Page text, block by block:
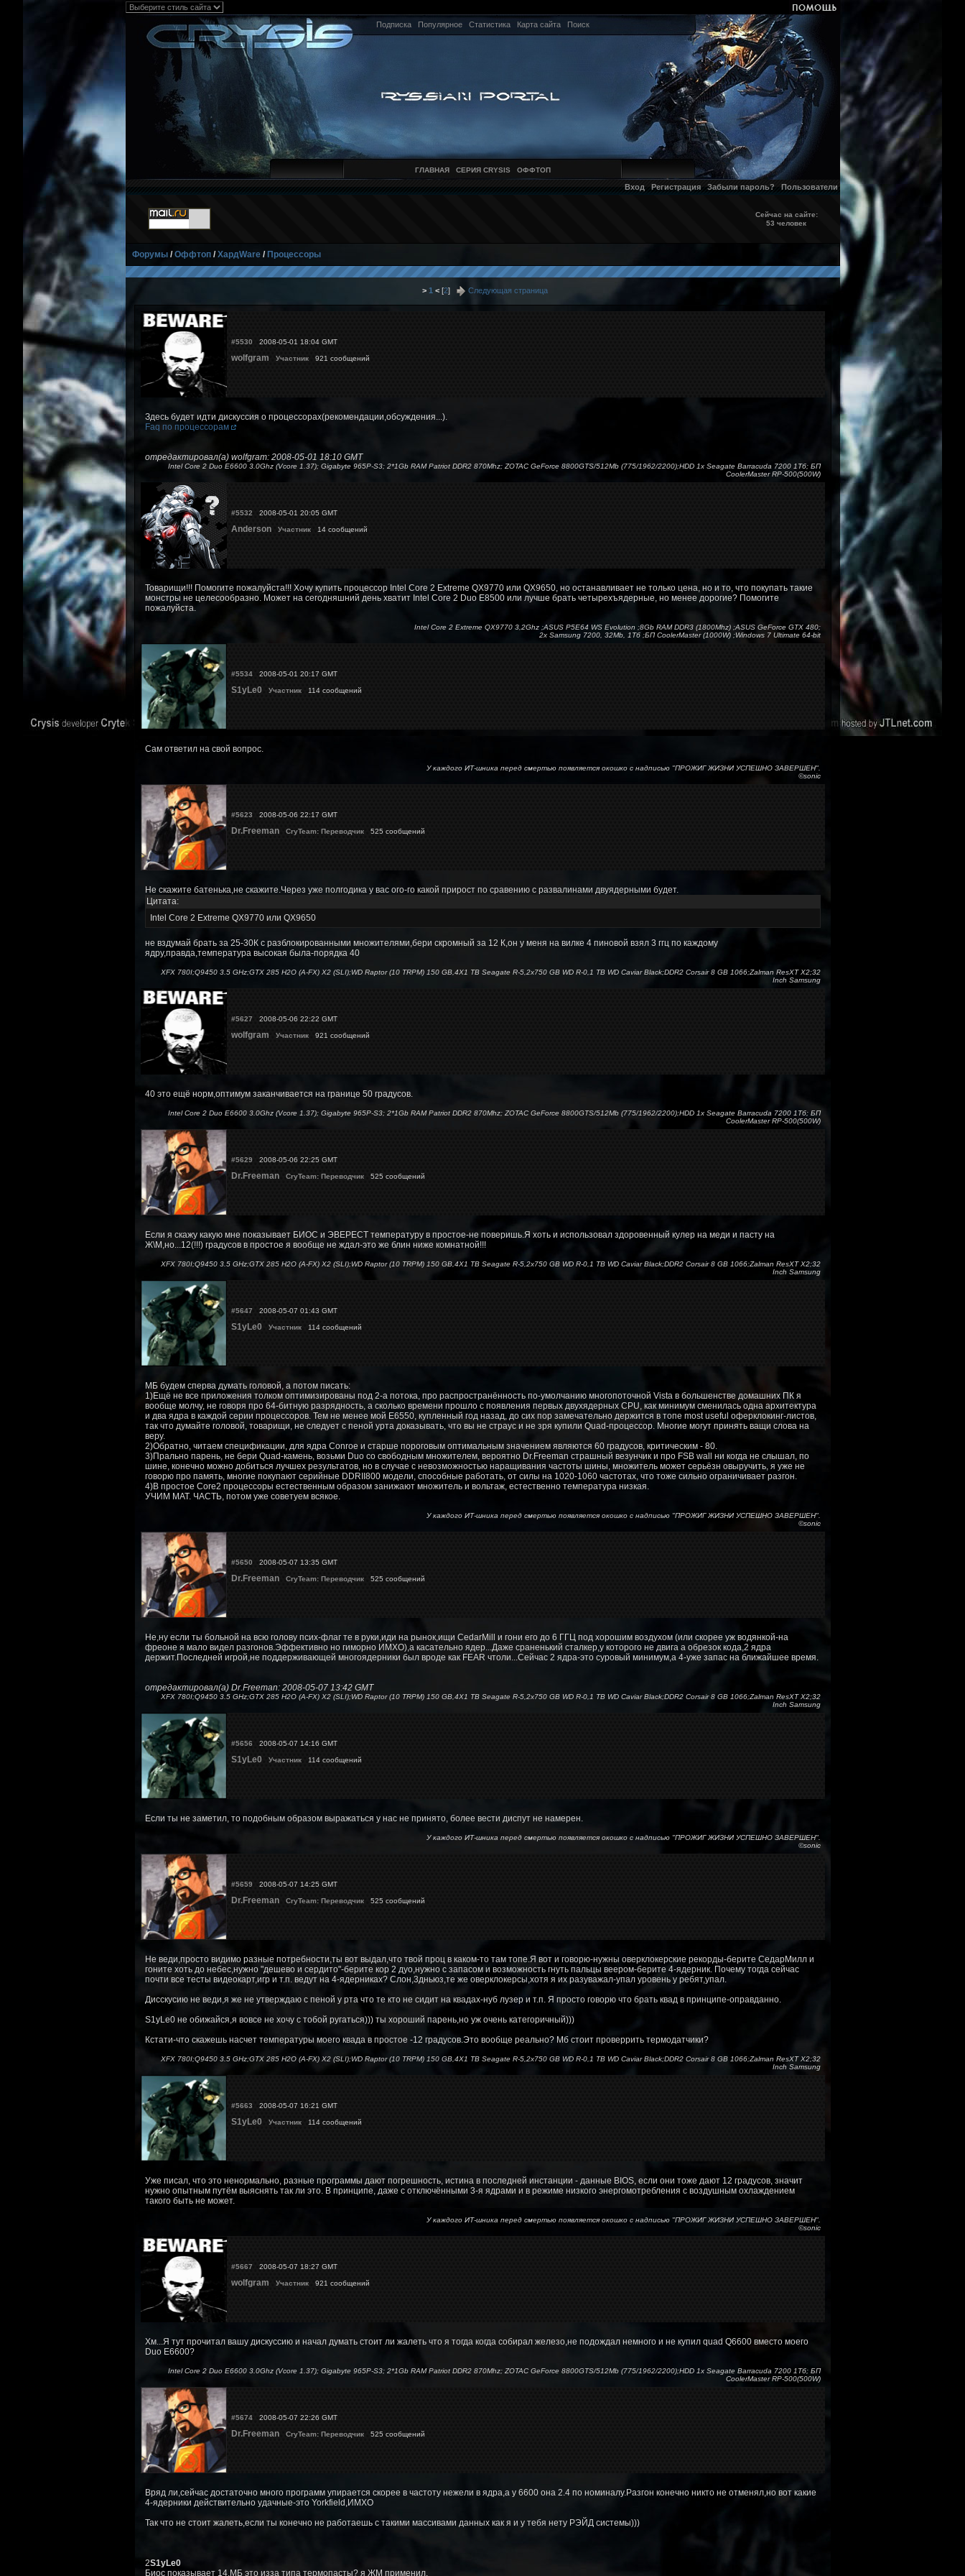
Подписка Популярное Статистика Карта сайта Поиск
ГЛАВНАЯ СЕРИЯ CRYSIS ОФФТОП
Вход Регистрация Забыли пароль? Пользователи
Сейчас на сайте:
53 человек
Форумы/Оффтоп/ХардWare/ Процессоры
> 1 <[2] Следующая страница
#5530 2008-05-01 18:04 GMT
wolfgram Участник921 сообщений
Здесь будет идти дискуссия о процессорах(рекомендации,обсуждения...).
Faq по процессорам
отредактировал(а) wolfgram: 2008-05-01 18:10 GMT
Intel Core 2 Duo E6600 3.0Ghz (Vcore 1.37); Gigabyte 965P-S3; 2*1Gb RAM Patriot DDR2 870Mhz; ZOTAC GeForce 8800GTS/512Mb (775/1962/2200);HDD 1x Seagate Barracuda 7200 1Тб; БП
CoolerMaster RP-500(500W)
#5532 2008-05-01 20:05 GMT
Anderson Участник14 сообщений
Товарищи!!! Помогите пожалуйста!!! Хочу купить процессор Intel Core 2 Extreme QX9770 или QX9650, но останавливает не только цена, но и то, что покупать такие
монстры не целесообразно. Может на сегодняшний день хватит Intel Core 2 Duo E8500 или лучше брать четырехъядерные, но менее дорогие? Помогите
пожалуйста.
Intel Core 2 Extreme QX9770 3,2Ghz ;ASUS P5E64 WS Evolution ;8Gb RAM DDR3 (1800Mhz) ;ASUS GeForce GTX 480;
2x Samsung 7200, 32Mb, 1Тб ;БП CoolerMaster (1000W) ;Windows 7 Ultimate 64-bit
#55342008-05-01 20:17 GMT
S1yLe0 Участник114 сообщений
Сам ответил на свой вопрос.
У каждого ИТ-шника перед смертью появляется окошко с надписью "ПРОЖИГ ЖИЗНИ УСПЕШНО ЗАВЕРШЕН".
©sonic
#5623 2008-05-06 22:17 GMT
Dr.Freeman CryTeam: Переводчик525 сообщений
Не скажите батенька,не скажите.Через уже полгодика у вас ого-го какой прирост по сравению с развалинами двуядерными будет.
Цитата:
Intel Core 2 Extreme QX9770 или QX9650
не вздумай брать за 25-30К с разблокированными множителями,бери скромный за 12 К,он у меня на вилке 4 пиновой взял 3 ггц по каждому
ядру,правда,температура высокая была-порядка 40
XFX 780I;Q9450 3.5 GHz;GTX 285 H2O (A-FX) X2 (SLI);WD Raptor (10 TRPM) 150 GB,4X1 TB Seagate R-5,2x750 GB WD R-0,1 TB WD Caviar Black;DDR2 Corsair 8 GB 1066;Zalman ResXT X2;32
Inch Samsung
#5627 2008-05-06 22:22 GMT
wolfgram Участник921 сообщений
40 это ещё норм,оптимум заканчивается на границе 50 градусов.
Intel Core 2 Duo E6600 3.0Ghz (Vcore 1.37); Gigabyte 965P-S3; 2*1Gb RAM Patriot DDR2 870Mhz; ZOTAC GeForce 8800GTS/512Mb (775/1962/2200);HDD 1x Seagate Barracuda 7200 1Тб; БП
CoolerMaster RP-500(500W)
#5629 2008-05-06 22:25 GMT
Dr.Freeman CryTeam: Переводчик525 сообщений
Если я скажу какую мне показывает БИОС и ЭВЕРЕСТ температуру в простое-не поверишь.Я хоть и использовал здоровенный кулер на меди и пасту на
Ж\М,но...12(!!!) градусов в простое я вообще не ждал-это же блин ниже комнатной!!!
XFX 780I;Q9450 3.5 GHz;GTX 285 H2O (A-FX) X2 (SLI);WD Raptor (10 TRPM) 150 GB,4X1 TB Seagate R-5,2x750 GB WD R-0,1 TB WD Caviar Black;DDR2 Corsair 8 GB 1066;Zalman ResXT X2;32
Inch Samsung
#5647 2008-05-07 01:43 GMT
S1yLe0 Участник114 сообщений
МБ будем сперва думать головой, а потом писать:
1)Ещё не все приложения толком оптимизированы под 2-а потока, про распространённость по-умолчанию многопоточной Vista в большенстве домашних ПК я
вообще молчу, не говоря про 64-битную разрядность, а сколько времени прошло с появления первых двухядерных CPU, как минимум сменилась одна архитектура
и два ядра в каждой серии процессоров. Тем не менее мой E6550, купленный год назад, до сих пор замечательно держится в топе most useful оферклокинг-листов,
так что думайте головой, товарищи, не следует с пеной урта доказывать, что вы не страус и не зря купили Quad-процессор. Многие могут принять ващи слова на
веру.
2)Обратно, читаем спецификации, для ядра Conroe и старше пороговым оптимальным значением являются 60 градусов, критическим - 80.
3)Прально парень, не бери Quad-камень, возьми Duo со свободным множителем, вероятно Dr.Freeman страшный везунчик и про FSB wall ни когда не слышал, по
шине, конечно можно добиться лучшех результатов, но в случае с невозможностью наращивания частоты шины, множитель может серьёзн овыручить, я уже не
говорю про память, многие покупают серийные DDRII800 модели, способные работать, от силы на 1020-1060 частотах, что тоже сильно ограничивает разгон.
4)В простое Core2 процессоры естественным образом занижают множитель и вольтаж, естественно температура низкая.
УЧИМ МАТ. ЧАСТЬ, потом уже советуем всякое.
У каждого ИТ-шника перед смертью появляется окошко с надписью "ПРОЖИГ ЖИЗНИ УСПЕШНО ЗАВЕРШЕН".
©sonic
#5650 2008-05-07 13:35 GMT
Dr.Freeman CryTeam: Переводчик525 сообщений
Не,ну если ты больной на всю голову псих-флаг те в руки,иди на рынок,ищи CedarMill и гони его до 6 ГГЦ под хорошим воздухом (или скорее уж водянкой-на
фреоне я мало видел разгонов.Эффективно но гиморно ИМХО),а касательно ядер...Даже сраненький сталкер,у которого не двига а обрезок кода,2 ядра
держит.Последней игрой,не поддерживающей многоядерники был вроде как FEAR чтоли...Сейчас 2 ядра-это суровый минимум,а 4-уже запас на ближайшее время.
отредактировал(а) Dr.Freeman: 2008-05-07 13:42 GMT
XFX 780I;Q9450 3.5 GHz;GTX 285 H2O (A-FX) X2 (SLI);WD Raptor (10 TRPM) 150 GB,4X1 TB Seagate R-5,2x750 GB WD R-0,1 TB WD Caviar Black;DDR2 Corsair 8 GB 1066;Zalman ResXT X2;32
Inch Samsung
#5656 2008-05-07 14:16 GMT
S1yLe0 Участник114 сообщений
Если ты не заметил, то подобным образом выражаться у нас не принято, более вести диспут не намерен.
У каждого ИТ-шника перед смертью появляется окошко с надписью "ПРОЖИГ ЖИЗНИ УСПЕШНО ЗАВЕРШЕН".
©sonic
#5659 2008-05-07 14:25 GMT
Dr.Freeman CryTeam: Переводчик525 сообщений
Не веди,просто видимо разные потребности,ты вот выдал,что твой проц в каком-то там топе.Я вот и говорю-нужны оверклокерские рекорды-берите СедарМилл и
гоните хоть до небес,нужно "дешево и сердито"-берите кор 2 дуо,нужно с запасом и возможность гнуть пальцы веером-берите 4-ядерник. Почему тогда сейчас
почти все тесты видеокарт,игр и т.п. ведут на 4-ядерниках? Слон,3дньюз,те же оверклокерсы,хотя я их разуважал-упал уровень у ребят,упал.
Дисскусию не веди,я же не утверждаю с пеной у рта что те кто не сидит на квадах-нуб лузер и т.п. Я просто говорю что брать квад в принципе-оправданно.
S1yLe0 не обижайся,я вовсе не хочу с тобой ругаться))) ты хороший парень,но уж очень категоричный)))
Кстати-что скажешь насчет температуры моего квада в простое -12 градусов.Это вообще реально? Мб стоит проверрить термодатчики?
XFX 780I;Q9450 3.5 GHz;GTX 285 H2O (A-FX) X2 (SLI);WD Raptor (10 TRPM) 150 GB,4X1 TB Seagate R-5,2x750 GB WD R-0,1 TB WD Caviar Black;DDR2 Corsair 8 GB 1066;Zalman ResXT X2;32
Inch Samsung
#5663 2008-05-07 16:21 GMT
S1yLe0 Участник114 сообщений
Уже писал, что это ненормально, разные программы дают погрешность, истина в последней инстанции - данные BIOS, если они тоже дают 12 градусов, значит
нужно опытным путём выяснять так ли это. В принципе, даже с отключёнными 3-я ядрами и в режиме низкого энергомотребления с воздушным охлаждением
такого быть не может.
У каждого ИТ-шника перед смертью появляется окошко с надписью "ПРОЖИГ ЖИЗНИ УСПЕШНО ЗАВЕРШЕН".
©sonic
#5667 2008-05-07 18:27 GMT
wolfgram Участник921 сообщений
Хм...Я тут прочитал вашу дискуссию и начал думать стоит ли жалеть что я тогда когда собирал железо,не подождал немного и не купил quad Q6600 вместо моего
Duo E6600?
Intel Core 2 Duo E6600 3.0Ghz (Vcore 1.37); Gigabyte 965P-S3; 2*1Gb RAM Patriot DDR2 870Mhz; ZOTAC GeForce 8800GTS/512Mb (775/1962/2200);HDD 1x Seagate Barracuda 7200 1Тб; БП
CoolerMaster RP-500(500W)
#56742008-05-07 22:26 GMT
Dr.Freeman CryTeam: Переводчик525 сообщений
Вряд ли,сейчас достаточно много программ упирается скорее в частоту нежели в ядра,а у 6600 она 2.4 по номиналу.Разгон конечно никто не отменял,но вот какие
4-ядерники действительно удачные-это Yorkfield,ИМХО
Так что не стоит жалеть,если ты конечно не работаешь с такими массивами данных как я и у тебя нету РЭЙД системы)))
2S1yLe0
Биос показывает 14.МБ это изза типа термопасты? я ЖМ применил.